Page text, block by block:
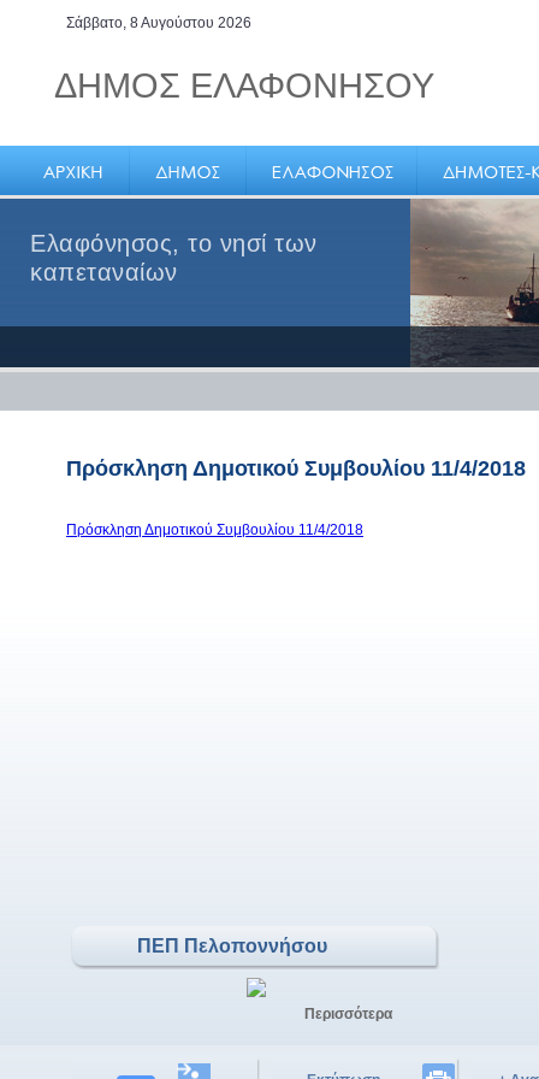
Σάββατο, 8 Αυγούστου 2026
ΔΗΜΟΣ ΕΛΑΦΟΝΗΣΟΥ
Ελαφόνησος, το νησί των
καπεταναίων
Πρόσκληση Δημοτικού Συμβουλίου 11/4/2018
Πρόσκληση Δημοτικού Συμβουλίου 11/4/2018
ΠΕΠ Πελοποννήσου
Περισσότερα